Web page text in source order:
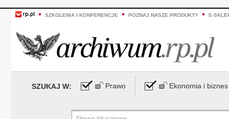
SZKOLENIA I KONFERENCJE POZNAJ NASZE PRODUKTY E-
SZUKAJ W: Prawo Ekonomia i biznes